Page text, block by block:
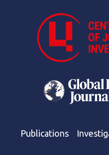
Publications